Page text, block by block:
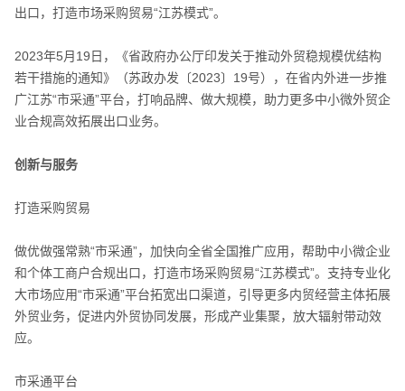
出口，打造市场采购贸易“江苏模式”。
2023年5月19日，《省政府办公厅印发关于推动外贸稳规模优结构
若干措施的通知》（苏政办发〔2023〕19号），在省内外进一步推
广江苏“市采通”平台，打响品牌、做大规模，助力更多中小微外贸企
业合规高效拓展出口业务。
创新与服务
打造采购贸易
做优做强常熟“市采通”，加快向全省全国推广应用，帮助中小微企业
和个体工商户合规出口，打造市场采购贸易“江苏模式”。支持专业化
大市场应用“市采通”平台拓宽出口渠道，引导更多内贸经营主体拓展
外贸业务，促进内外贸协同发展，形成产业集聚，放大辐射带动效
应。
市采通平台